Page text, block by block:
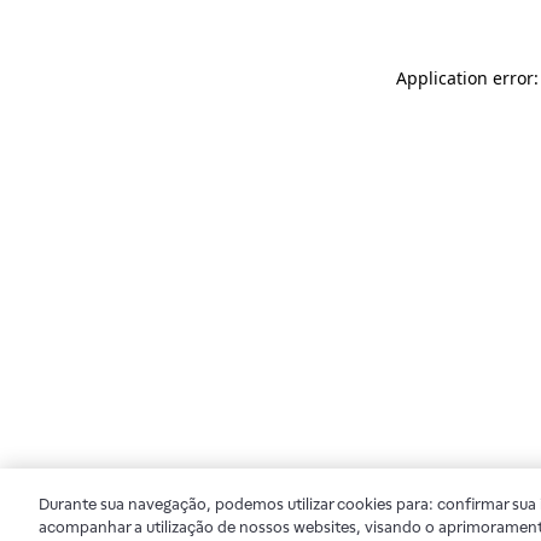
Application
Durante sua navegação, podemos utilizar cookies para: confirmar
acompanhar a utilização de nossos websites, visando o